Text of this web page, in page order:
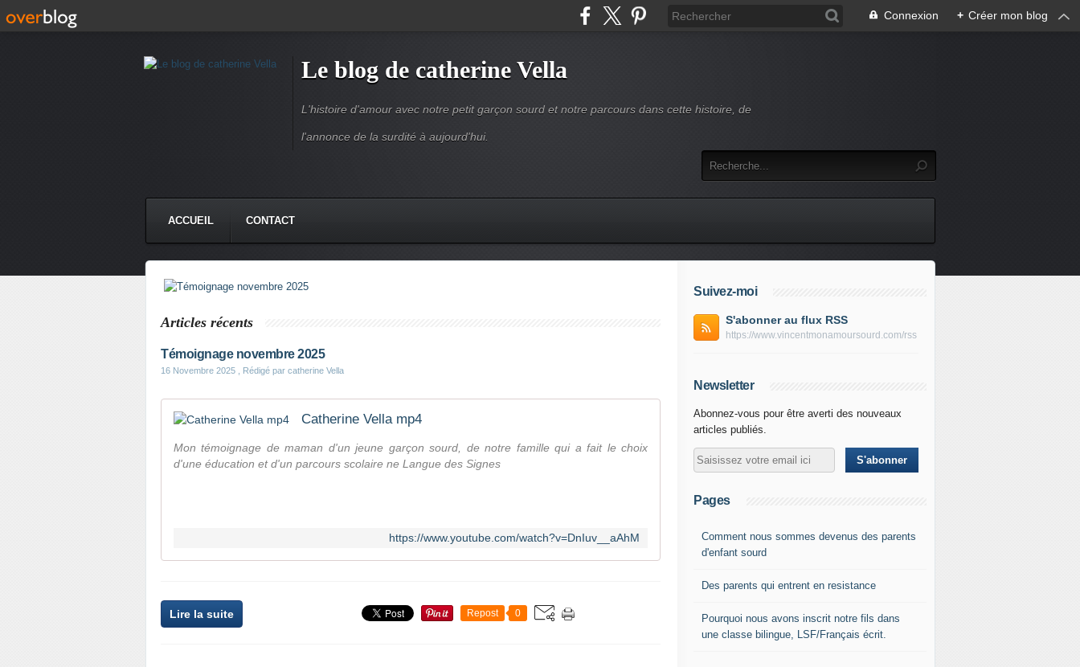
Connexion + Créer mon blog
Le blog de catherine Vella
L'histoire d'amour avec notre petit garçon sourd et notre parcours dans cette histoire, de
l'annonce de la surdité à aujourd'hui.
ACCUEIL CONTACT
Articles récents
Témoignage novembre 2025
16 Novembre 2025 , Rédigé par catherine Vella
Catherine Vella mp4
Mon témoignage de maman d'un jeune garçon sourd, de notre famille qui a fait le choix
d'une éducation et d'un parcours scolaire ne Langue des Signes
https://www.youtube.com/watch?v=DnIuv__aAhM
Lire la suite Repost 0
Suivez-moi
S'abonner au flux RSS
https://www.vincentmonamoursourd.com/rss
Newsletter
Abonnez-vous pour être averti des nouveaux
articles publiés.
Pages
Comment nous sommes devenus des parents
d'enfant sourd
Des parents qui entrent en resistance
Pourquoi nous avons inscrit notre fils dans
une classe bilingue, LSF/Français écrit.